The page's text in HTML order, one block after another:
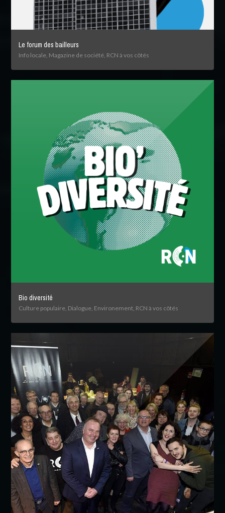
Le forum des bailleurs
Info locale, Magazine de société, RCN à vos côtés
Bio diversité
Culture populaire, Dialogue, Environement, RCN à vos côtés